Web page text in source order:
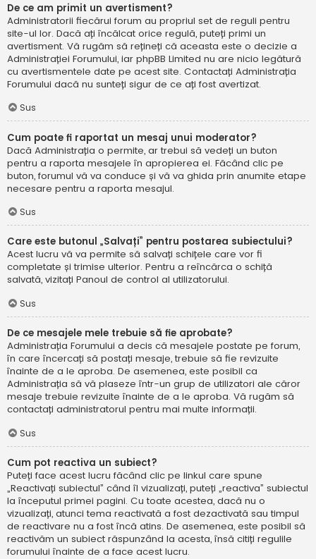
De ce am primit un avertisment?
Administratorii fiecărui forum au propriul set de reguli pentru
site-ul lor. Dacă ați încălcat orice regulă, puteți primi un
avertisment. Vă rugăm să rețineți că aceasta este o decizie a
Administrației Forumului, iar phpBB Limited nu are nicio legătură
cu avertismentele date pe acest site. Contactați Administrația
Forumului dacă nu sunteți sigur de ce ați fost avertizat.
Sus
Cum poate fi raportat un mesaj unui moderator?
Dacă Administrația o permite, ar trebui să vedeți un buton
pentru a raporta mesajele în apropierea ei. Făcând clic pe
buton, forumul vă va conduce și vă va ghida prin anumite etape
necesare pentru a raporta mesajul.
Sus
Care este butonul „Salvați” pentru postarea subiectului?
Acest lucru vă va permite să salvați schițele care vor fi
completate și trimise ulterior. Pentru a reîncărca o schiță
salvată, vizitați Panoul de control al utilizatorului.
Sus
De ce mesajele mele trebuie să fie aprobate?
Administrația Forumului a decis că mesajele postate pe forum,
în care încercați să postați mesaje, trebuie să fie revizuite
înainte de a le aproba. De asemenea, este posibil ca
Administrația să vă plaseze într-un grup de utilizatori ale căror
mesaje trebuie revizuite înainte de a le aproba. Vă rugăm să
contactați administratorul pentru mai multe informații.
Sus
Cum pot reactiva un subiect?
Puteți face acest lucru făcând clic pe linkul care spune
„Reactivați subiectul” când îl vizualizați, puteți „reactiva” subiectul
la începutul primei pagini. Cu toate acestea, dacă nu o
vizualizați, atunci tema reactivată a fost dezactivată sau timpul
de reactivare nu a fost încă atins. De asemenea, este posibil să
reactivăm un subiect răspunzând la acesta, însă citiți regulile
forumului înainte de a face acest lucru.